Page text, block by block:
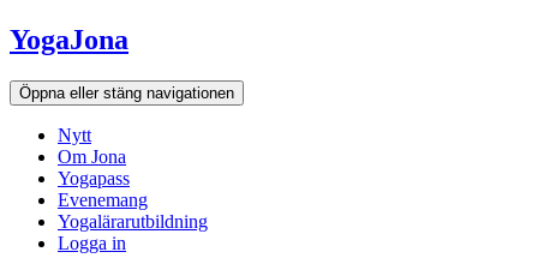
Hoppa
till
innehållet
YogaJona
Öppna eller stäng navigationen
Nytt
Om Jona
Yogapass
Evenemang
Yogalärarutbildning
Logga in